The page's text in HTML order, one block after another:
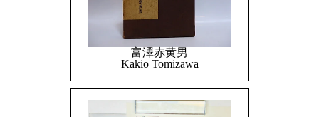
富澤赤黄男
Kakio Tomizawa